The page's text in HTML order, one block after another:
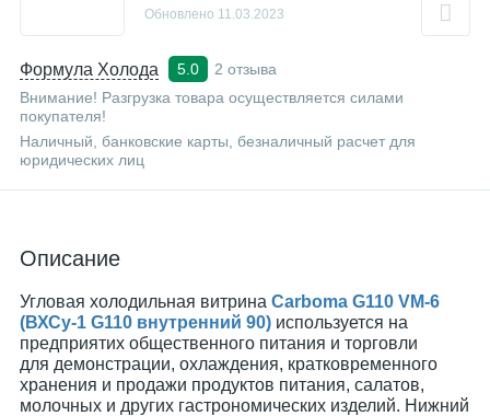
Формула Холода 5.0
2 отзыва
Внимание! Разгрузка товара осуществляется силами
покупателя!
Наличный, банковские карты, безналичный расчет для
юридических лиц
Обновлено 11.03.2023
Описание
Угловая холодильная витрина​ Carboma G110 VM-6
(ВХСу-1 G110 внутренний 90) используется на
предприятих общественного питания и торговли
для демонстрации, охлаждения, кратковременного
хранения и продажи продуктов питания, салатов,
молочных и других гастрономических изделий. Нижний